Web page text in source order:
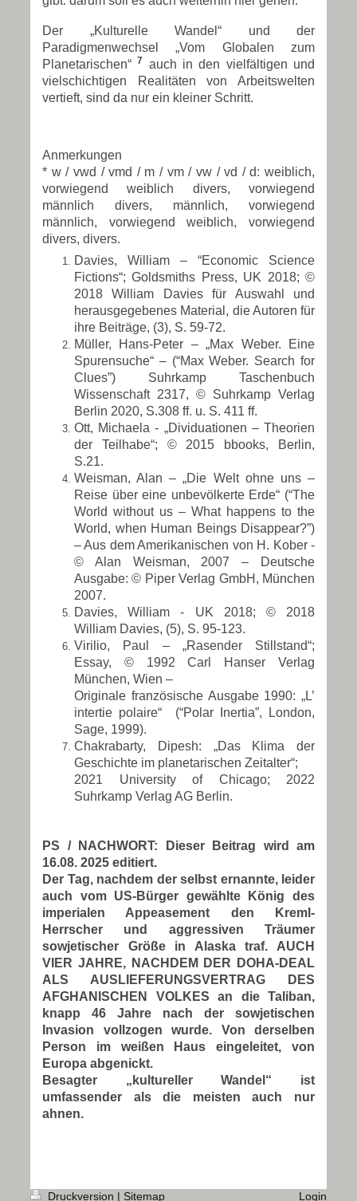
Der „Kulturelle Wandel“ und der
Paradigmenwechsel „Vom Globalen zum
Planetarischen“ 7 auch in den vielfältigen und
vielschichtigen Realitäten von Arbeitswelten
vertieft, sind da nur ein kleiner Schritt.
Anmerkungen
* w / vwd / vmd / m / vm / vw / vd / d: weiblich,
vorwiegend weiblich divers, vorwiegend
männlich divers, männlich, vorwiegend
männlich, vorwiegend weiblich, vorwiegend
divers, divers.
Davies, William – “Economic Science
Fictions“; Goldsmiths Press, UK 2018; ©
2018 William Davies für Auswahl und
herausgegebenes Material, die Autoren für
ihre Beiträge, (3), S. 59-72.
Müller, Hans-Peter – „Max Weber. Eine
Spurensuche“ – (“Max Weber. Search for
Clues”) Suhrkamp Taschenbuch
Wissenschaft 2317, © Suhrkamp Verlag
Berlin 2020, S.308 ff. u. S. 411 ff.
Ott, Michaela - „Dividuationen – Theorien
der Teilhabe“; © 2015 bbooks, Berlin,
S.21.
Weisman, Alan – „Die Welt ohne uns –
Reise über eine unbevölkerte Erde“ (“The
World without us – What happens to the
World, when Human Beings Disappear?”)
– Aus dem Amerikanischen von H. Kober -
© Alan Weisman, 2007 – Deutsche
Ausgabe: © Piper Verlag GmbH, München
2007.
Davies, William - UK 2018; © 2018
William Davies, (5), S. 95-123.
Virilio, Paul – „Rasender Stillstand“;
Essay, © 1992 Carl Hanser Verlag
München, Wien –
Originale französische Ausgabe 1990: „L’
intertie polaire“ (“Polar Inertia”, London,
Sage, 1999).
Chakrabarty, Dipesh: „Das Klima der
Geschichte im planetarischen Zeitalter“;
2021 University of Chicago; 2022
Suhrkamp Verlag AG Berlin.
PS / NACHWORT: Dieser Beitrag wird am
16.08. 2025 editiert.
Der Tag, nachdem der selbst ernannte, leider
auch vom US-Bürger gewählte König des
imperialen Appeasement den Kreml-
Herrscher und aggressiven Träumer
sowjetischer Größe in Alaska traf. AUCH
VIER JAHRE, NACHDEM DER DOHA-DEAL
ALS AUSLIEFERUNGSVERTRAG DES
AFGHANISCHEN VOLKES an die Taliban,
knapp 46 Jahre nach der sowjetischen
Invasion vollzogen wurde. Von derselben
Person im weißen Haus eingeleitet, von
Europa abgenickt.
Besagter „kultureller Wandel“ ist
umfassender als die meisten auch nur
ahnen.
Druckversion | Sitemap Login